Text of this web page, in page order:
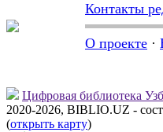
Контакты
О проекте ·
Цифровая библиотека
2020-2026, BIBLIO.UZ -
(открыть карту)